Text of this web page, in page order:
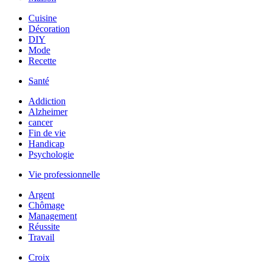
Cuisine
Décoration
DIY
Mode
Recette
Santé
Addiction
Alzheimer
cancer
Fin de vie
Handicap
Psychologie
Vie professionnelle
Argent
Chômage
Management
Réussite
Travail
Croix